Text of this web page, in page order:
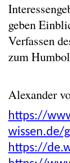
geben
Verfassen
zum
Alexander
https://
wissen.de/
https://